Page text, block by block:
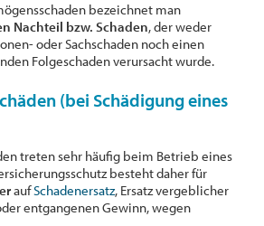
bezeichnet man
Nachteil bzw. Schaden, der weder
oder Sachschaden noch einen
Folgeschaden verursacht wurde.
(bei Schädigung eines
treten sehr häufig beim Betrieb eines
besteht daher für
aufSchadenersatz, Ersatz vergeblicher
entgangenen Gewinn, wegen